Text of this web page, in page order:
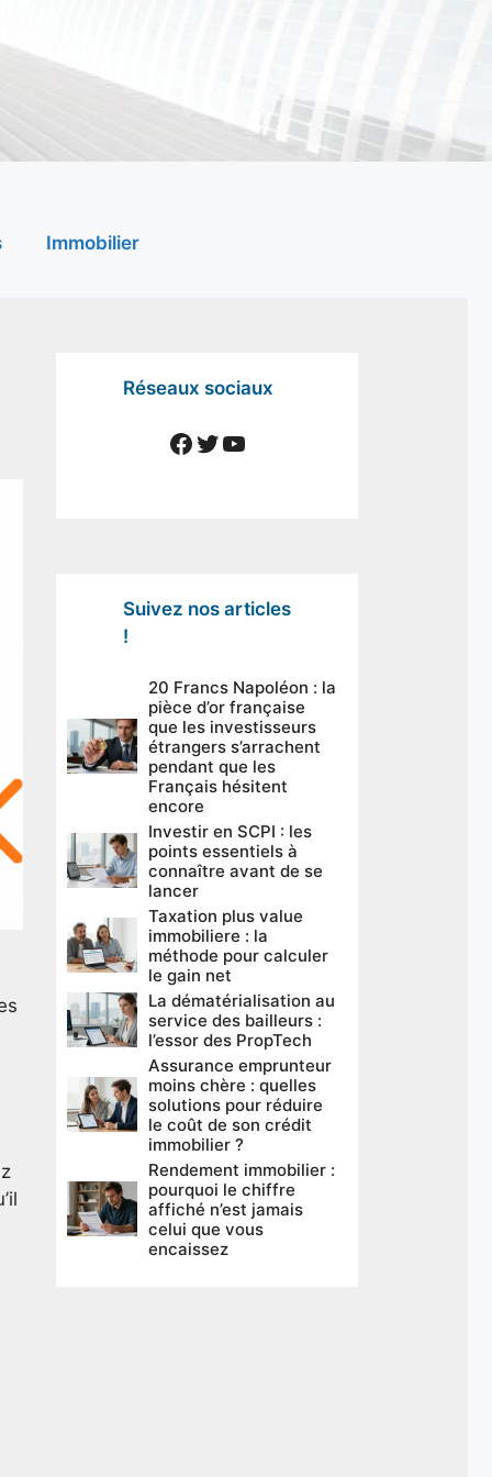
Immobilier
Réseaux sociaux
Facebook
Twitter
YouTube
Suivez nos articles
!
20 Francs Napoléon : la
pièce d’or française
que les investisseurs
étrangers s’arrachent
pendant que les
Français hésitent
encore
Investir en SCPI : les
points essentiels à
connaître avant de se
lancer
Taxation plus value
immobiliere : la
méthode pour calculer
le gain net
La dématérialisation au
service des bailleurs :
l’essor des PropTech
Assurance emprunteur
moins chère : quelles
solutions pour réduire
le coût de son crédit
immobilier ?
Rendement immobilier :
pourquoi le chiffre
affiché n’est jamais
celui que vous
encaissez